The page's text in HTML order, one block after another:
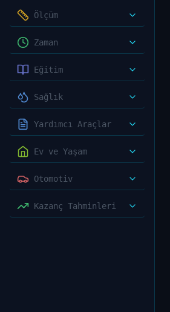
Ölçüm
Zaman
Eğitim
Sağlık
Yardımcı Araçlar
Ev ve Yaşam
Otomotiv
Kazanç Tahminleri